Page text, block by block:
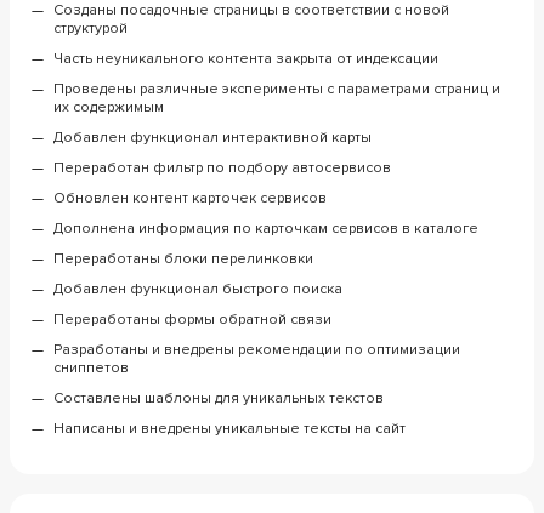
Созданы посадочные страницы в соответствии с новой
структурой
Часть неуникального контента закрыта от индексации
Проведены различные эксперименты с параметрами страниц и
их содержимым
Добавлен функционал интерактивной карты
Переработан фильтр по подбору автосервисов
Обновлен контент карточек сервисов
Дополнена информация по карточкам сервисов в каталоге
Переработаны блоки перелинковки
Добавлен функционал быстрого поиска
Переработаны формы обратной связи
Разработаны и внедрены рекомендации по оптимизации
сниппетов
Составлены шаблоны для уникальных текстов
Написаны и внедрены уникальные тексты на сайт